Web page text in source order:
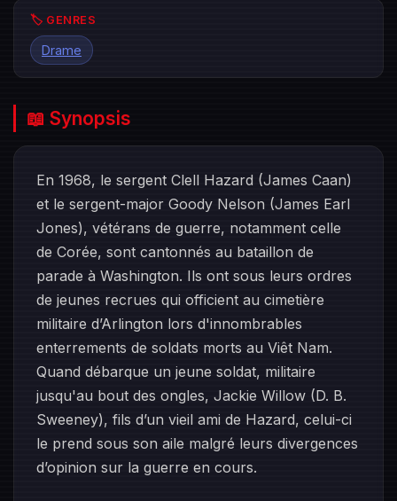
🏷️ GENRES
Drame
📖 Synopsis
En 1968, le sergent Clell Hazard (James Caan)
et le sergent-major Goody Nelson (James Earl
Jones), vétérans de guerre, notamment celle
de Corée, sont cantonnés au bataillon de
parade à Washington. Ils ont sous leurs ordres
de jeunes recrues qui officient au cimetière
militaire d’Arlington lors d'innombrables
enterrements de soldats morts au Viêt Nam.
Quand débarque un jeune soldat, militaire
jusqu'au bout des ongles, Jackie Willow (D. B.
Sweeney), fils d’un vieil ami de Hazard, celui-ci
le prend sous son aile malgré leurs divergences
d’opinion sur la guerre en cours.